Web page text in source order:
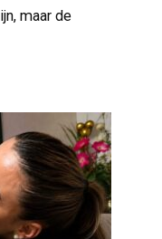
maar de